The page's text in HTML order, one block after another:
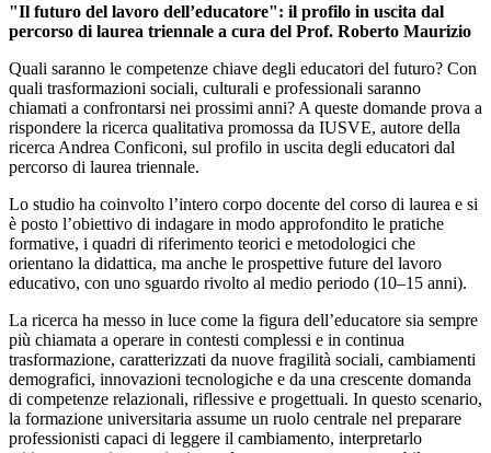
"Il futuro del lavoro dell’educatore": il profilo in uscita dal
percorso di laurea triennale a cura del Prof. Roberto Maurizio
Quali saranno le competenze chiave degli educatori del futuro? Con
quali trasformazioni sociali, culturali e professionali saranno
chiamati a confrontarsi nei prossimi anni? A queste domande prova a
rispondere la ricerca qualitativa promossa da IUSVE, autore della
ricerca Andrea Conficoni, sul profilo in uscita degli educatori dal
percorso di laurea triennale.
Lo studio ha coinvolto l’intero corpo docente del corso di laurea e si
è posto l’obiettivo di indagare in modo approfondito le pratiche
formative, i quadri di riferimento teorici e metodologici che
orientano la didattica, ma anche le prospettive future del lavoro
educativo, con uno sguardo rivolto al medio periodo (10–15 anni).
La ricerca ha messo in luce come la figura dell’educatore sia sempre
più chiamata a operare in contesti complessi e in continua
trasformazione, caratterizzati da nuove fragilità sociali, cambiamenti
demografici, innovazioni tecnologiche e da una crescente domanda
di competenze relazionali, riflessive e progettuali. In questo scenario,
la formazione universitaria assume un ruolo centrale nel preparare
professionisti capaci di leggere il cambiamento, interpretarlo